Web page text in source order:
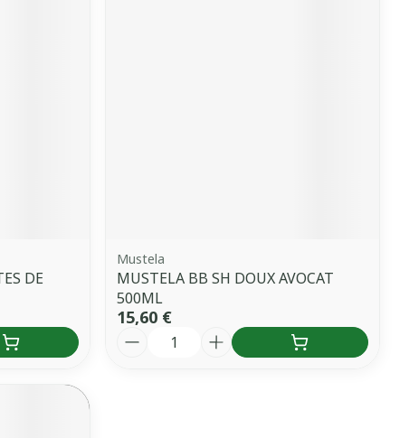
DE
Mustela
MUSTELA BB SH DOUX AVOCAT
500ML
15,60 €
Quantité